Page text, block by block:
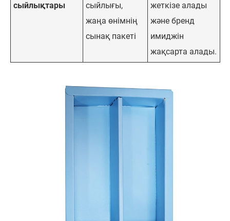
сыйлықтары
сыйлығы,
жаңа өнімнің
сынақ пакеті
жеткізе алады
және бренд
имиджін
жақсарта алады.